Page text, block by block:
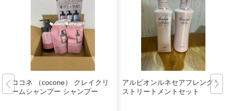
ココネ （cocone） クレイクリ
ームシャンプー シャンプー
アルビオンルネセアフレングラ
ストリートメントセット